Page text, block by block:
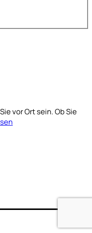
vor Ort sein. Ob Sie